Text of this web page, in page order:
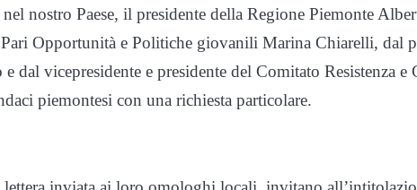
nostro Paese, il presidente della Regione Piemonte
Pari Opportunità e Politiche giovanili Marina Chiarelli, dal
dal vicepresidente e presidente del Comitato Resistenza e
piemontesi con una richiesta particolare.